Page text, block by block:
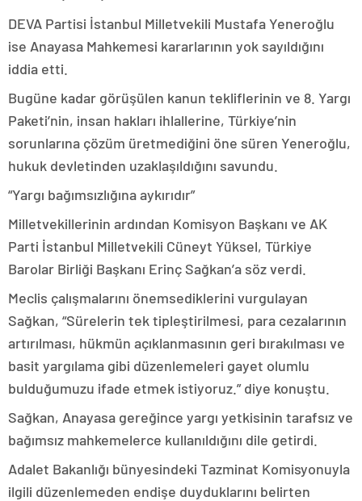
DEVA Partisi İstanbul Milletvekili Mustafa Yeneroğlu
ise Anayasa Mahkemesi kararlarının yok sayıldığını
iddia etti.
Bugüne kadar görüşülen kanun tekliflerinin ve 8. Yargı
Paketi’nin, insan hakları ihlallerine, Türkiye’nin
sorunlarına çözüm üretmediğini öne süren Yeneroğlu,
hukuk devletinden uzaklaşıldığını savundu.
“Yargı bağımsızlığına aykırıdır”
Milletvekillerinin ardından Komisyon Başkanı ve AK
Parti İstanbul Milletvekili Cüneyt Yüksel, Türkiye
Barolar Birliği Başkanı Erinç Sağkan’a söz verdi.
Meclis çalışmalarını önemsediklerini vurgulayan
Sağkan, “Sürelerin tek tipleştirilmesi, para cezalarının
artırılması, hükmün açıklanmasının geri bırakılması ve
basit yargılama gibi düzenlemeleri gayet olumlu
bulduğumuzu ifade etmek istiyoruz.” diye konuştu.
Sağkan, Anayasa gereğince yargı yetkisinin tarafsız ve
bağımsız mahkemelerce kullanıldığını dile getirdi.
Adalet Bakanlığı bünyesindeki Tazminat Komisyonuyla
ilgili düzenlemeden endişe duyduklarını belirten